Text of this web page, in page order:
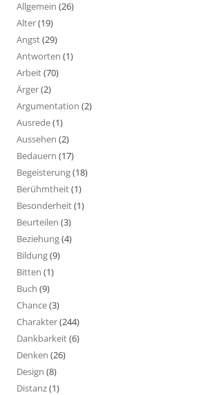
Allgemein (26)
Alter(19)
Angst(29)
Antworten (1)
Arbeit(70)
Ärger(2)
Argumentation (2)
Ausrede(1)
Aussehen (2)
Bedauern (17)
Begeisterung(18)
Berühmtheit(1)
Besonderheit(1)
Beurteilen (3)
Beziehung(4)
Bildung(9)
Bitten (1)
Buch (9)
Chance(3)
Charakter(244)
Dankbarkeit(6)
Denken (26)
Design (8)
Distanz(1)